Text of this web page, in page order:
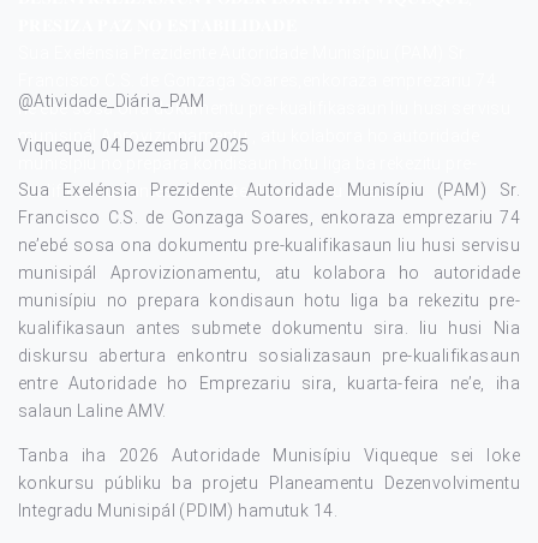
ne’ebé sosa ona dokumentu pre-kualifikasaun liu husi servisu
munisipál Aprovizionamentu , atu kolabora ho autoridade
kualifikasaun antes submete dokumentu sira.
@Atividade_Diária_PAM
Viqueque, 04 Dezembru 2025
Sua Exelénsia Prezidente Autoridade Munisípiu (PAM) Sr.
Francisco C.S. de Gonzaga Soares, enkoraza emprezariu 74
ne’ebé sosa ona dokumentu pre-kualifikasaun liu husi servisu
munisipál Aprovizionamentu, atu kolabora ho autoridade
munisípiu no prepara kondisaun hotu liga ba rekezitu pre-
kualifikasaun antes submete dokumentu sira. liu husi Nia
diskursu abertura enkontru sosializasaun pre-kualifikasaun
entre Autoridade ho Emprezariu sira, kuarta-feira ne’e, iha
salaun Laline AMV.
Tanba iha 2026 Autoridade Munisípiu Viqueque sei loke
konkursu públiku ba projetu Planeamentu Dezenvolvimentu
Integradu Munisipál (PDIM) hamutuk 14.